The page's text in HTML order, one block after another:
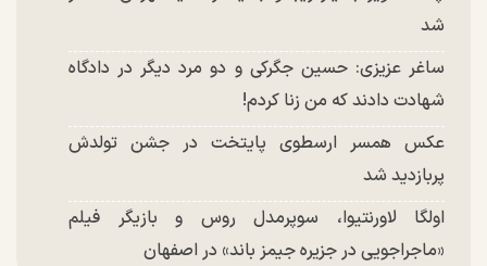
شد
ساغر عزیزی: حسین جگرکی و دو مرد دیگر در دادگاه
شهادت دادند که من زنا کردم!
عکس همسر ارسطوی پایتخت در جشن تولدش
پربازدید شد
اولگا لاورنتیوا، سوپرمدل روس و بازیگر فیلم
«ماجراجویی در جزیره جیمز باند» در اصفهان